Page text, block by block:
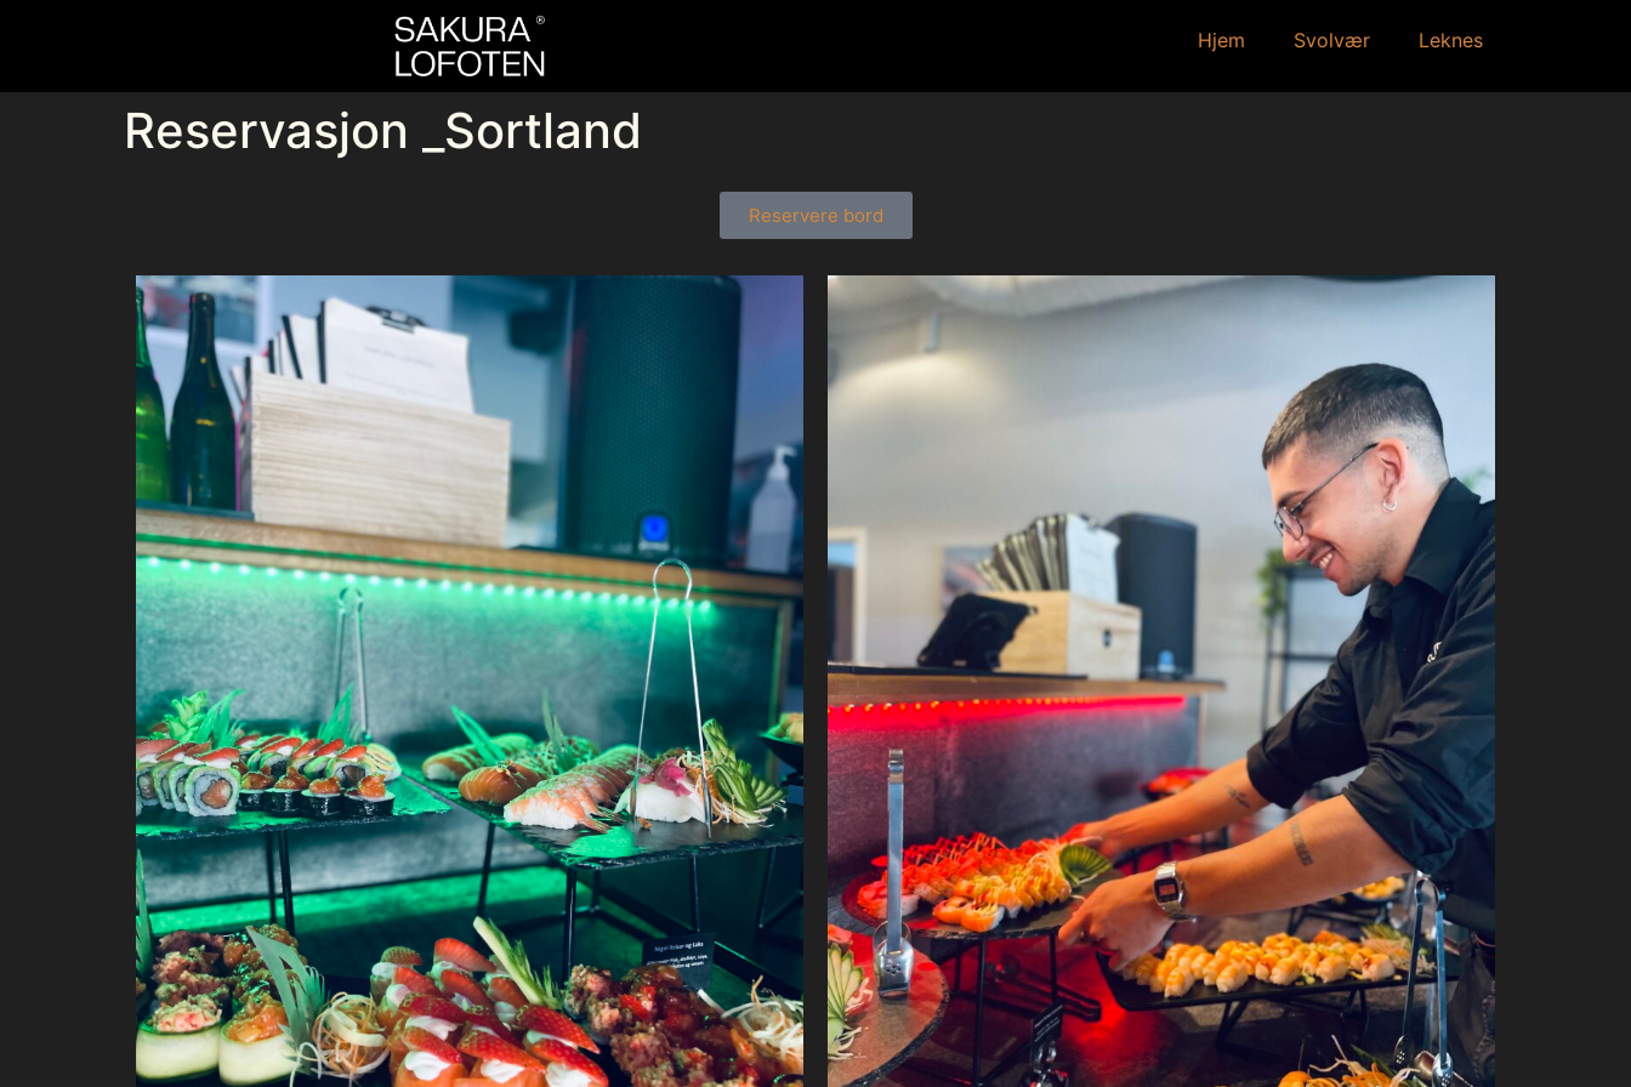
Hjem Svolvær Leknes
Reservasjon _Sortland
Reservere bord